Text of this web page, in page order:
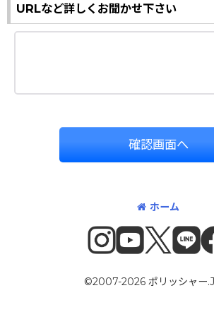
URLなど詳しくお聞かせ下さい
確認画面へ
ホーム
©2007-2026 ポリッシャー